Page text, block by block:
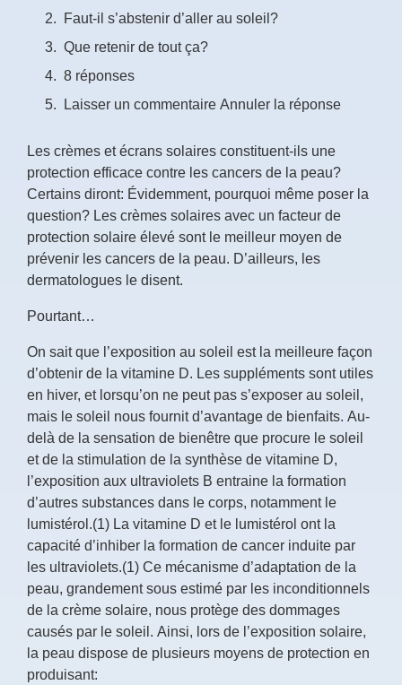
Faut-il s’abstenir d’aller au soleil?
Que retenir de tout ça?
8 réponses
Laisser un commentaire Annuler la réponse
Les crèmes et écrans solaires constituent-ils une
protection efficace contre les cancers de la peau?
Certains diront: Évidemment, pourquoi même poser la
question? Les crèmes solaires avec un facteur de
protection solaire élevé sont le meilleur moyen de
prévenir les cancers de la peau. D’ailleurs, les
dermatologues le disent.
Pourtant…
On sait que l’exposition au soleil est la meilleure façon
d’obtenir de la vitamine D. Les suppléments sont utiles
en hiver, et lorsqu’on ne peut pas s’exposer au soleil,
mais le soleil nous fournit d’avantage de bienfaits. Au-
delà de la sensation de bienêtre que procure le soleil
et de la stimulation de la synthèse de vitamine D,
l’exposition aux ultraviolets B entraine la formation
d’autres substances dans le corps, notamment le
lumistérol.(1) La vitamine D et le lumistérol ont la
capacité d’inhiber la formation de cancer induite par
les ultraviolets.(1) Ce mécanisme d’adaptation de la
peau, grandement sous estimé par les inconditionnels
de la crème solaire, nous protège des dommages
causés par le soleil. Ainsi, lors de l’exposition solaire,
la peau dispose de plusieurs moyens de protection en
produisant:
Je
m'abonne